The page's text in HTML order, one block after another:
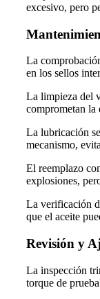
excesivo, pero
La
en los sellos
La limpieza del
comprometan la
La lubricación
mecanismo,
El reemplazo
explosiones,
La verificación
que el aceite
Revisión y
La inspección
torque de